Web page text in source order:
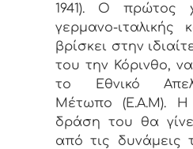
1941). Ο πρώτος
γερμανο-ιταλικής
βρίσκει στην
του την Κόρινθο,
το Εθνικό
Μέτωπο (Ε.Α.Μ). Η
δράση του θα
από τις δυνάμεις